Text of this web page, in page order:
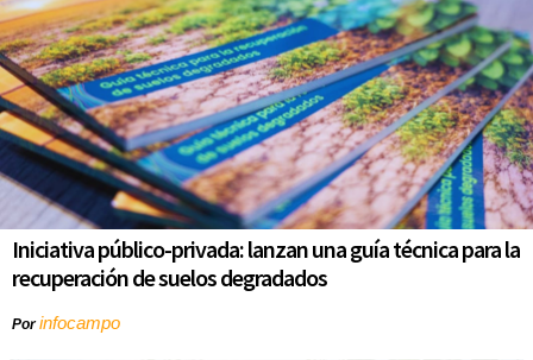
Iniciativa público-privada: lanzan una guía técnica para la
recuperación de suelos degradados
Porinfocampo